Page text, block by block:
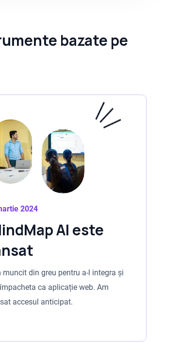
bazate pe
2024
AI este
muncit din greu pentru a-l integra și
ca aplicație web. Am
accesul anticipat.